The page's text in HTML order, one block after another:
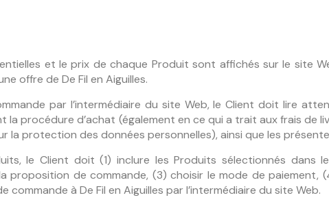
et le prix de chaque Produit sont affichés sur le site
offre de De Fil en Aiguilles.
par l’intermédiaire du site Web, le Client doit lire
la procédure d’achat (également en ce qui a trait aux frais de
la protection des données personnelles), ainsi que les
le Client doit (1) inclure les Produits sélectionnés dans
proposition de commande, (3) choisir le mode de paiement,
à De Fil en Aiguilles par l’intermédiaire du site Web.